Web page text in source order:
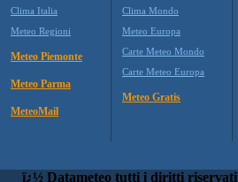
Clima Italia
Meteo Regioni
Meteo Piemonte
Meteo Parma
MeteoMail
Clima Mondo
Meteo Europa
Carte Meteo Mondo
Carte Meteo Europa
Meteo Gratis
ï¿½ Datameteo tutti i diritti riservati